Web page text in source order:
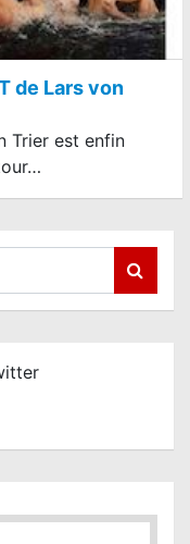
de Lars von
Trier est enfin